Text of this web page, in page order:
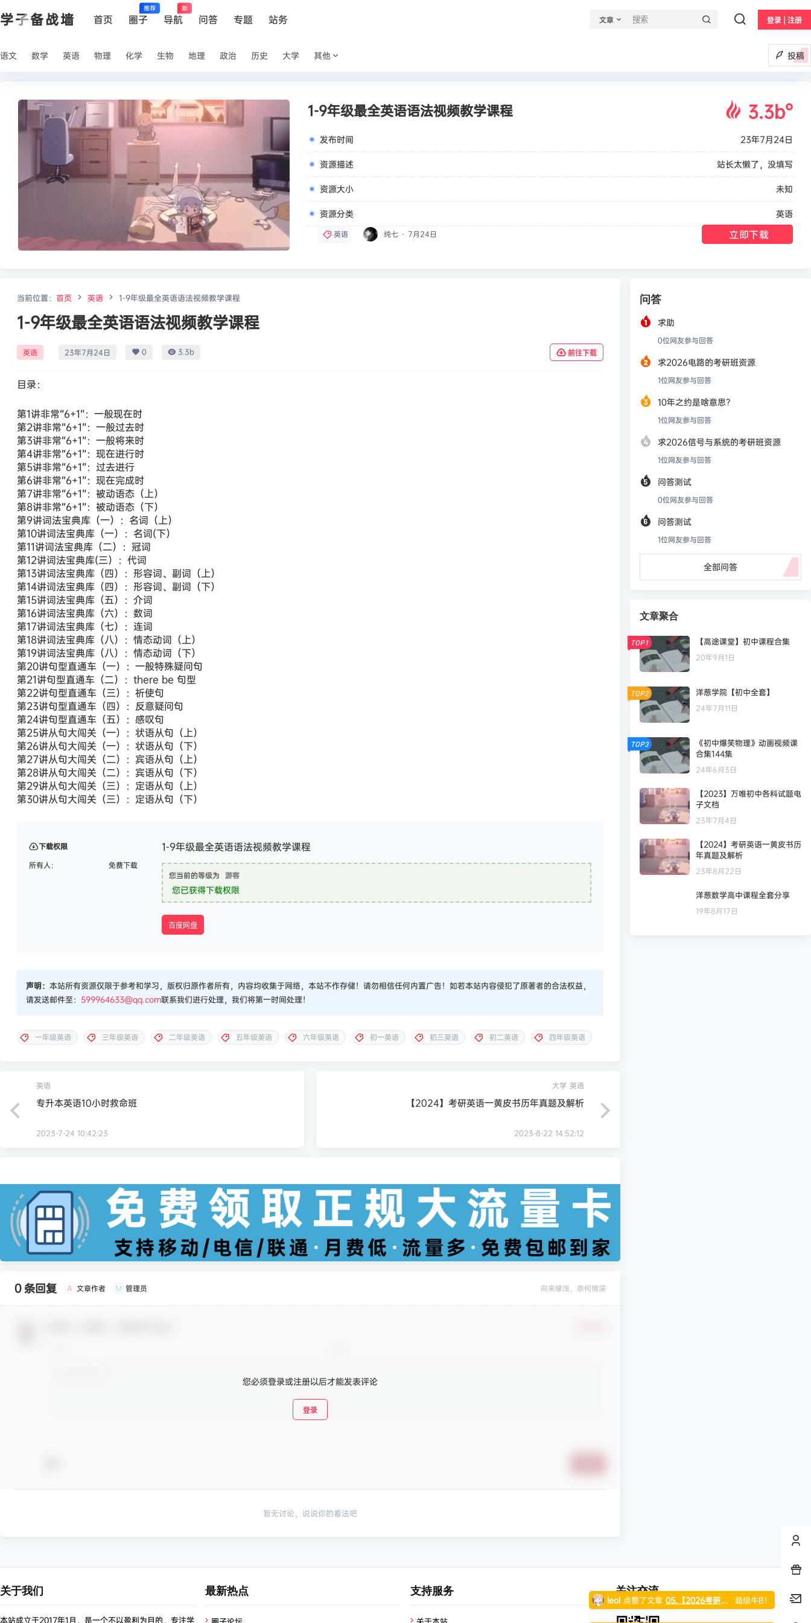
学子备战墙 首页 圈子
推荐
导航
新
问答 专题 站务 文章 登录 | 注册
语文 数学 英语 物理 化学 生物 地理 政治 历史 大学 其他 投稿
1-9年级最全英语语法视频教学课程 3.3b°
发布时间 23年7月24日
资源描述 站长太懒了，没填写
资源大小 未知
资源分类 英语
英语 纯七 · 7月24日 立即下载
当前位置： 首页 英语 1-9年级最全英语语法视频教学课程
1-9年级最全英语语法视频教学课程
英语 23年7月24日 0 3.3b 前往下载
目录：
第1讲非常“6+1”：一般现在时
第2讲非常“6+1”：一般过去时
第3讲非常“6+1”：一般将来时
第4讲非常“6+1”：现在进行时
第5讲非常“6+1”：过去进行
第6讲非常“6+1”：现在完成时
第7讲非常“6+1”：被动语态（上）
第8讲非常“6+1”：被动语态（下）
第9讲词法宝典库（一）：名词（上）
第10讲词法宝典库（一）：名词(下）
第11讲词法宝典库（二）：冠词
第12讲词法宝典库(三）：代词
第13讲词法宝典库（四）：形容词、副词（上）
第14讲词法宝典库（四）：形容词、副词（下）
第15讲词法宝典库（五）：介词
第16讲词法宝典库（六）：数词
第17讲词法宝典库（七）：连词
第18讲词法宝典库（八）：情态动词（上）
第19讲词法宝典库（八）：情态动词（下）
第20讲句型直通车（一）：一般特殊疑问句
第21讲句型直通车（二）：there be 句型
第22讲句型直通车（三）：祈使句
第23讲句型直通车（四）：反意疑问句
第24讲句型直通车（五）：感叹句
第25讲从句大闯关（一）：状语从句（上）
第26讲从句大闯关（一）：状语从句（下）
第27讲从句大闯关（二）：宾语从句（上）
第28讲从句大闯关（二）：宾语从句（下）
第29讲从句大闯关（三）：定语从句（上）
第30讲从句大闯关（三）：定语从句（下）
下载权限
所有人：
免费下载
1-9年级最全英语语法视频教学课程
您当前的等级为 游客
您已获得下载权限
百度网盘
声明： 本站所有资源仅限于参考和学习，版权归原作者所有，内容均收集于网络，本站不作存储！请勿相信任何内置广告！如若本站内容侵犯了原著者的合法权益，
请发送邮件至： 599964633@qq.com联系我们进行处理，我们将第一时间处理！
一年级英语 三年级英语 二年级英语 五年级英语 六年级英语 初一英语 初三英语 初二英语 四年级英语
英语
专升本英语10小时救命班
2023-7-24 10:42:23
大学 英语
【2024】考研英语一黄皮书历年真题及解析
2023-8-22 14:52:12
0 条回复 A 文章作者 M 管理员 向来缘浅，奈何情深
您必须登录或注册以后才能发表评论
登录
暂无讨论，说说你的看法吧
问答
求助
0位网友参与回答
求2026电路的考研班资源
1位网友参与回答
10年之约是啥意思？
1位网友参与回答
求2026信号与系统的考研班资源
1位网友参与回答
问答测试
0位网友参与回答
问答测试
1位网友参与回答
全部问答
文章聚合
TOP1 【高途课堂】初中课程合集
20年9月1日
TOP2 洋葱学院【初中全套】
24年7月11日
TOP3
《初中爆笑物理》动画视频课
合集144集
24年6月3日
【2023】万唯初中各科试题电
子文档
23年7月4日
【2024】考研英语一黄皮书历
年真题及解析
23年8月22日
洋葱数学高中课程全套分享
19年8月17日
关于我们
本站成立于2017年1月，是一个不以盈利为目的，专注学
最新热点 支持服务 关注交流
leol 点赞了文章 05.【2026考研专业课】通信信号高端班！01.【2026考研电路】水木全程班！02.【2026考研电路】光子全程班！… 超级牛B！
leol 点赞了文章 十年之约是我最初玩网络时和一帮网监的一个约定，虽然现在只剩下我一个人，但我会坚守青春懵懂期的诺言，给自己一个交代。本意是… 超级牛B！